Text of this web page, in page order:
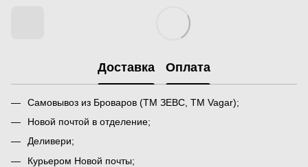
Доставка Оплата
Самовывоз из Броваров (ТМ ЗЕВС, ТМ Vagar);
Новой почтой в отделение;
Деливери;
Курьером Новой почты;